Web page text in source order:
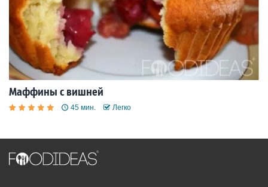
Маффины с вишней
45 мин. Легко